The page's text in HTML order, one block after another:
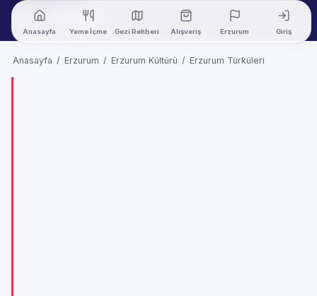
Anasayfa Yeme İçme Gezi Rehberi Alışveriş Erzurum Giriş
Anasayfa / Erzurum / Erzurum Kültürü / Erzurum Türküleri